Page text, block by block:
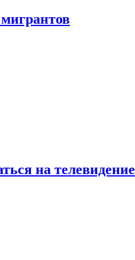
на телевидение